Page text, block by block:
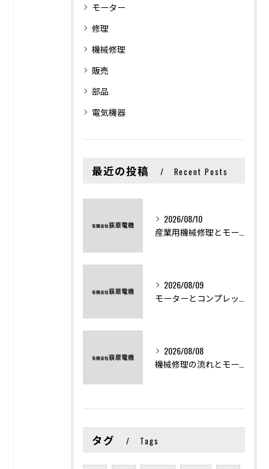
モーター
修理
機械修理
販売
部品
電気機器
最近の投稿 Recent Posts
2026/08/10
2026/08/09
2026/08/08
タグ Tags